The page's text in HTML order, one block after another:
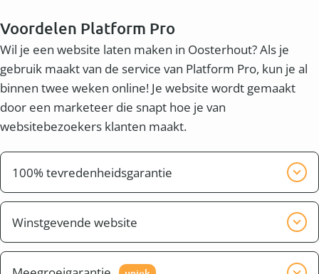
Voordelen Platform Pro
Wil je een website laten maken in Oosterhout? Als je
gebruik maakt van de service van Platform Pro, kun je al
binnen twee weken online! Je website wordt gemaakt
door een marketeer die snapt hoe je van
websitebezoekers klanten maakt.
100% tevredenheidsgarantie
Wij willen graag dat je tevreden bent met het
eindresultaat. Wij zorgen er voor dat de website pas
klaar is, wanneer jij tevreden bent.
Winstgevende website
Naast een mooie website wil je waarschijnlijk ook